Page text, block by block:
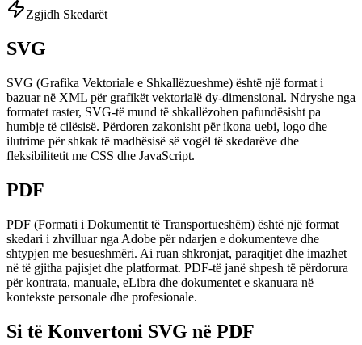
Zgjidh Skedarët
SVG
SVG (Grafika Vektoriale e Shkallëzueshme) është një format i
bazuar në XML për grafikët vektorialë dy-dimensional. Ndryshe nga
formatet raster, SVG-të mund të shkallëzohen pafundësisht pa
humbje të cilësisë. Përdoren zakonisht për ikona uebi, logo dhe
ilutrime për shkak të madhësisë së vogël të skedarëve dhe
fleksibilitetit me CSS dhe JavaScript.
PDF
PDF (Formati i Dokumentit të Transportueshëm) është një format
skedari i zhvilluar nga Adobe për ndarjen e dokumenteve dhe
shtypjen me besueshmëri. Ai ruan shkronjat, paraqitjet dhe imazhet
në të gjitha pajisjet dhe platformat. PDF-të janë shpesh të përdorura
për kontrata, manuale, eLibra dhe dokumentet e skanuara në
kontekste personale dhe profesionale.
Si të Konvertoni SVG në PDF